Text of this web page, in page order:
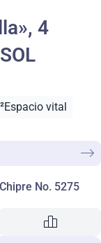
4
Espacio vital
No. 5275